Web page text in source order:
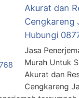
Akurat dan
Cengkareng
Hubungi
Jasa
Murah Untuk
Akurat dan
Cengkareng